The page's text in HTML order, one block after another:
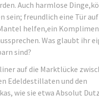
Auch harmlose
sein; freundlich eine Tür
helfen,ein
Was glaubt ihr
sind?
auf die Marktlücke
Edeldestillaten und den
wie sie etwa Absolut